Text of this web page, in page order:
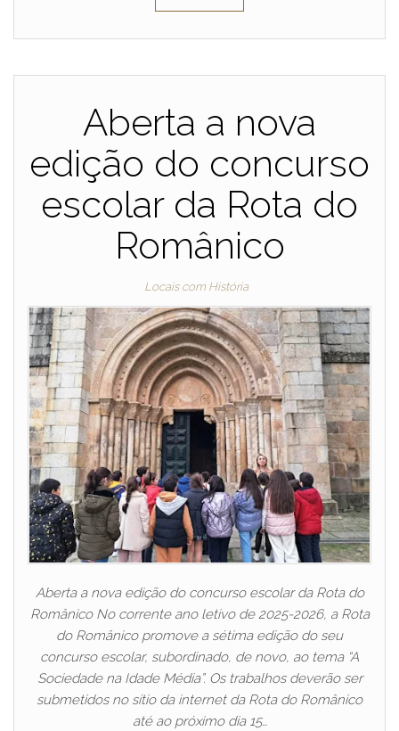
Aberta a nova
edição do concurso
escolar da Rota do
Românico
Locais com História
Aberta a nova edição do concurso escolar da Rota do
Românico No corrente ano letivo de 2025-2026, a Rota
do Românico promove a sétima edição do seu
concurso escolar, subordinado, de novo, ao tema “A
Sociedade na Idade Média”. Os trabalhos deverão ser
submetidos no sítio da internet da Rota do Românico
até ao próximo dia 15…